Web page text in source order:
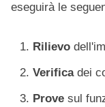
eseguirà le
Rilievo
Verificadei
Prove sul